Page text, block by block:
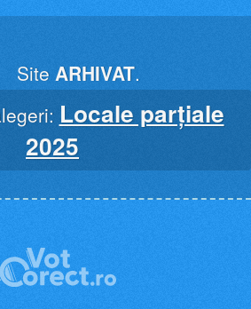
Site ARHIVAT.
Locale parțiale
2025